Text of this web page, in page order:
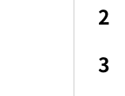
구와 열애 "결혼
2
3